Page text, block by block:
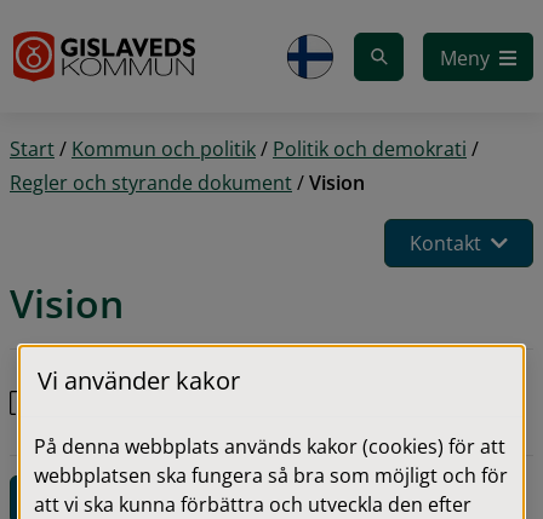
Meny
Start/ Kommun och politik/ Politik och demokrati /
Regler och styrande dokument/Vision
Kontakt
Vision
Gislaved kommuns Vision 2040 antagen den 27
Kontaktuppgifter för denna sida
Vi använder kakor
På denna webbplats används kakor (cookies) för att
webbplatsen ska fungera så bra som möjligt och för
att vi ska kunna förbättra och utveckla den efter